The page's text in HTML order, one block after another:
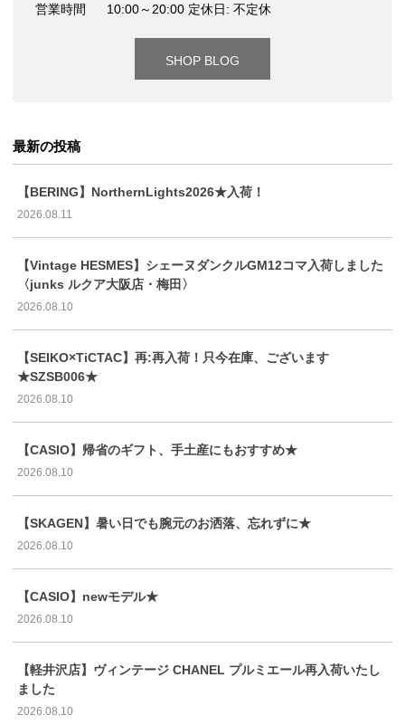
営業時間 10:00～20:00 定休日: 不定休
SHOP BLOG
最新の投稿
【BERING】NorthernLights2026★入荷！
2026.08.11
【Vintage HESMES】シェーヌダンクルGM12コマ入荷しました
〈junks ルクア大阪店・梅田〉
2026.08.10
【SEIKO×TiCTAC】再:再入荷！只今在庫、ございます
★SZSB006★
2026.08.10
【CASIO】帰省のギフト、手土産にもおすすめ★
2026.08.10
【SKAGEN】暑い日でも腕元のお洒落、忘れずに★
2026.08.10
【CASIO】newモデル★
2026.08.10
【軽井沢店】ヴィンテージ CHANEL プルミエール再入荷いたし
ました
2026.08.10